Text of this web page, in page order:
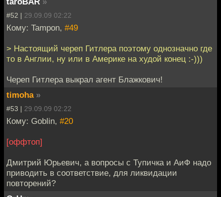
#52 | 29.09.09 02:22
Кому: Tampon, #49
> Настоящий череп Гитлера поэтому однозначно где
то в Англии, ну или в Америке на худой конец :-)))
Череп Гитлера выкрал агент Блажкович!
timoha »
#53 | 29.09.09 02:22
Кому: Goblin, #20
[оффтоп]
Дмитрий Юрьевич, а вопросы с Тупичка и АиФ надо
приводить в соответствие, для ликвидации
повторений?